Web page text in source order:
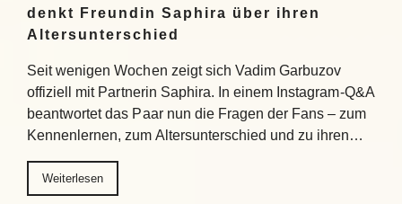
denkt Freundin Saphira über ihren
Altersunterschied
Seit wenigen Wochen zeigt sich Vadim Garbuzov
offiziell mit Partnerin Saphira. In einem Instagram-Q&A
beantwortet das Paar nun die Fragen der Fans – zum
Kennenlernen, zum Altersunterschied und zu ihren…
Weiterlesen